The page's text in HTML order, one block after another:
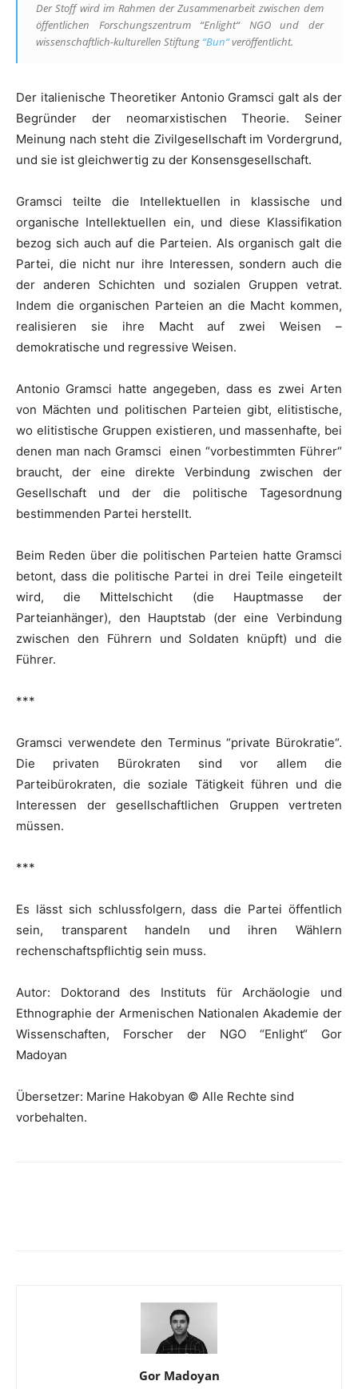
Der Stoff wird im Rahmen der Zusammenarbeit zwischen dem
öffentlichen Forschungszentrum “Enlight“ NGO und der
wissenschaftlich-kulturellen Stiftung “Bun“veröffentlicht.
Der italienische Theoretiker Antonio Gramsci galt als der
Begründer der neomarxistischen Theorie. Seiner
Meinung nach steht die Zivilgesellschaft im Vordergrund,
und sie ist gleichwertig zu der Konsensgesellschaft.
Gramsci teilte die Intellektuellen in klassische und
organische Intellektuellen ein, und diese Klassifikation
bezog sich auch auf die Parteien. Als organisch galt die
Partei, die nicht nur ihre Interessen, sondern auch die
der anderen Schichten und sozialen Gruppen vetrat.
Indem die organischen Parteien an die Macht kommen,
realisieren sie ihre Macht auf zwei Weisen –
demokratische und regressive Weisen.
Antonio Gramsci hatte angegeben, dass es zwei Arten
von Mächten und politischen Parteien gibt, elitistische,
wo elitistische Gruppen existieren, und massenhafte, bei
denen man nach Gramsci einen “vorbestimmten Führer“
braucht, der eine direkte Verbindung zwischen der
Gesellschaft und der die politische Tagesordnung
bestimmenden Partei herstellt.
Beim Reden über die politischen Parteien hatte Gramsci
betont, dass die politische Partei in drei Teile eingeteilt
wird, die Mittelschicht (die Hauptmasse der
Parteianhänger), den Hauptstab (der eine Verbindung
zwischen den Führern und Soldaten knüpft) und die
Führer.
***
Gramsci verwendete den Terminus “private Bürokratie“.
Die privaten Bürokraten sind vor allem die
Parteibürokraten, die soziale Tätigkeit führen und die
Interessen der gesellschaftlichen Gruppen vertreten
müssen.
***
Es lässt sich schlussfolgern, dass die Partei öffentlich
sein, transparent handeln und ihren Wählern
rechenschaftspflichtig sein muss.
Autor: Doktorand des Instituts für Archäologie und
Ethnographie der Armenischen Nationalen Akademie der
Wissenschaften, Forscher der NGO “Enlight“ Gor
Madoyan
Übersetzer: Marine Hakobyan © Alle Rechte sind
vorbehalten.
Gor Madoyan